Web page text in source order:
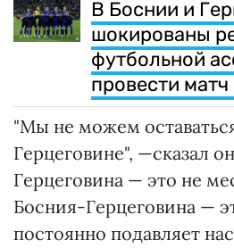
В Боснии и
шокированы
футбольной
провести
"Мы не можем
Герцеговине", —сказал
Герцеговина — это не
Босния-Герцеговина —
постоянно подавляет